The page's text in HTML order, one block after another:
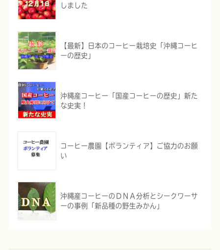
しました
【最新】日本のコーヒー栽培史「沖縄コーヒ
ーの歴史」
沖縄産コーヒー「国産コーヒーの歴史」新た
な史実！
コーヒー農園【ボランティア】ご協力のお願
い
沖縄産コーヒーのＤＮＡ分析とシークワーサ
ーの事例「新品種の野生みかん」